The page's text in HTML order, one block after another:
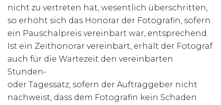
nicht zu vertreten hat, wesentlich überschritten,
so erhöht sich das Honorar der Fotografin, sofern
ein Pauschalpreis vereinbart war, entsprechend.
Ist ein Zeithonorar vereinbart, erhält der Fotograf
auch für die Wartezeit den vereinbarten
Stunden-
oder Tagessatz, sofern der Auftraggeber nicht
nachweist, dass dem Fotografin kein Schaden